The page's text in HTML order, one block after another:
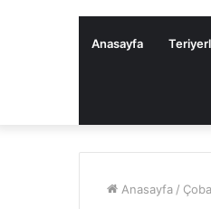
Anasayfa
Anasayfa /